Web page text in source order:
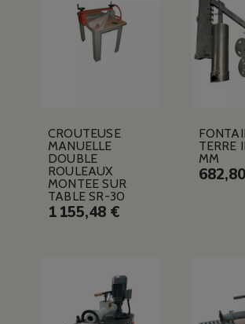
CROUTEUSE
MANUELLE
DOUBLE
ROULEAUX
MONTEE SUR
TABLE SR-30
1 155,48 €
TERRE
MM